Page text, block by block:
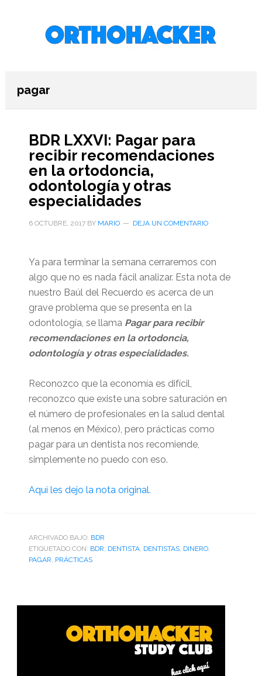
pagar
BDR LXXVI: Pagar para
recibir recomendaciones
en la ortodoncia,
odontología y otras
especialidades
6 OCTUBRE, 2017BY MARIO DEJA UN COMENTARIO
Ya para terminar la semana cerraremos con
algo que no es nada fácil analizar. Esta nota de
nuestro Baúl del Recuerdo es acerca de un
grave problema que se presenta en la
odontología, se llama Pagar para recibir
recomendaciones en la ortodoncia,
odontología y otras especialidades.
Reconozco que la economía es difícil,
reconozco que existe una sobre saturación en
el número de profesionales en la salud dental
(al menos en México), pero prácticas como
pagar para un dentista nos recomiende,
simplemente no puedo con eso.
Aquí les dejo la nota original.
ARCHIVADO BAJO: BDR
ETIQUETADO CON: BDR, DENTISTA, DENTISTAS, DINERO,
PAGAR, PRÁCTICAS
Barra
primaria